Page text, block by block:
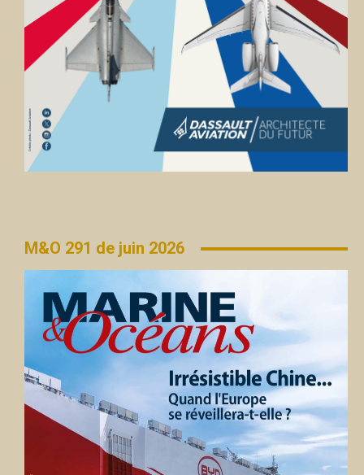
M&O 291 de juin 2026